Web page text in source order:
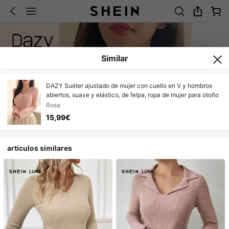
Similar
DAZY Suéter ajustado de mujer con cuello en V y hombros
abiertos, suave y elástico, de felpa, ropa de mujer para otoño
Rosa
15,99€
artículos similares